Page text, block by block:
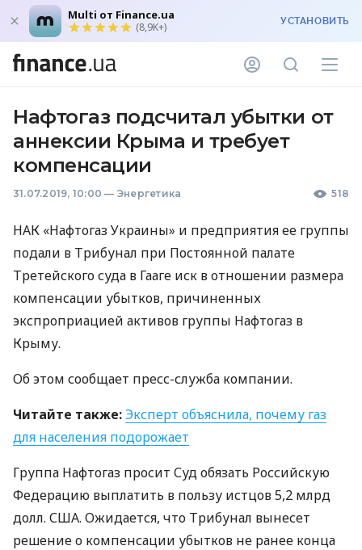
Multi от Finance.ua
(8,9K+) УСТАНОВИТЬ
Нафтогаз подсчитал убытки от
аннексии Крыма и требует
компенсации
31.07.2019, 10:00 — Энергетика 518
НАК «Нафтогаз Украины» и предприятия ее группы
подали в Трибунал при Постоянной палате
Третейского суда в Гааге иск в отношении размера
компенсации убытков, причиненных
экспроприацией активов группы Нафтогаз в
Крыму.
Об этом сообщает пресс-служба компании.
Читайте также:Эксперт объяснила, почему газ
для населения подорожает
Группа Нафтогаз просит Суд обязать Российскую
Федерацию выплатить в пользу истцов 5,2 млрд
долл. США. Ожидается, что Трибунал вынесет
решение о компенсации убытков не ранее конца